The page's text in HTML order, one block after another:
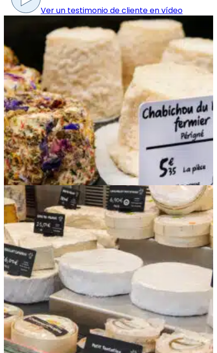
Ver un testimonio de cliente en vídeo
Tres soluciones todo en uno para
elegir para una gestión sencilla
de sus etiquetas de precios
Edikio Price Tag ofrece soluciones de impresión
todo en uno para su quesería o lechería, listas
para usar desde el momento de la entrega. Cada
kit incluye: